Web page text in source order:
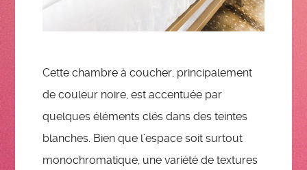
Cette chambre à coucher, principalement
de couleur noire, est accentuée par
quelques éléments clés dans des teintes
blanches. Bien que l’espace soit surtout
monochromatique, une variété de textures